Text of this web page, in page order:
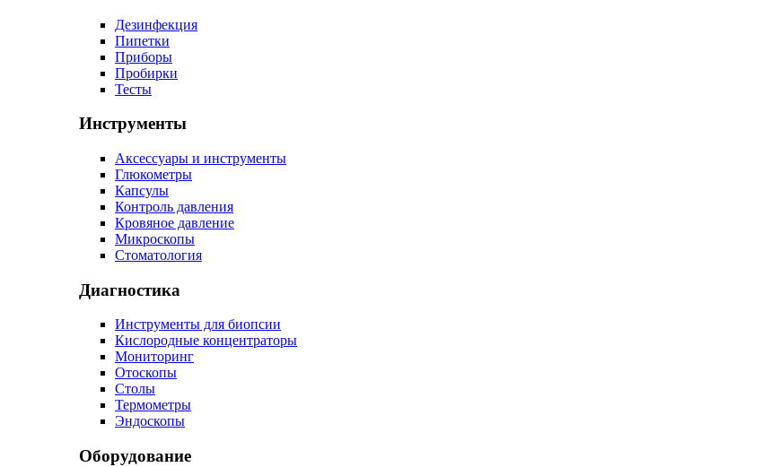
Дезинфекция
Пипетки
Приборы
Пробирки
Тесты
Инструменты
Аксессуары и инструменты
Глюкометры
Капсулы
Контроль давления
Кровяное давление
Микроскопы
Стоматология
Диагностика
Инструменты для биопсии
Кислородные концентраторы
Мониторинг
Отоскопы
Столы
Термометры
Эндоскопы
Оборудование